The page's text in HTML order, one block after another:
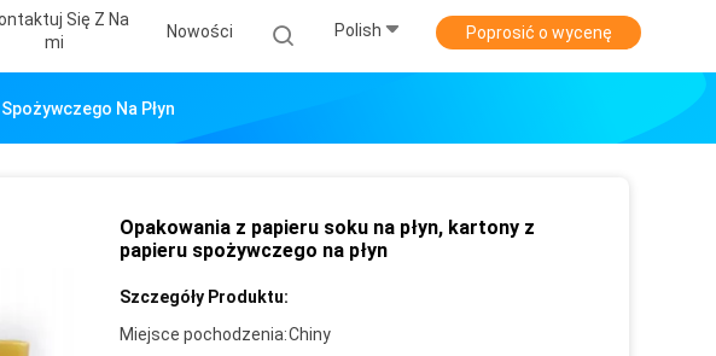
Się Z Na
Mi
Nowości Polish Poprosić o wycenę
Na Płyn
Opakowania z papieru soku na płyn, kartony z
papieru spożywczego na płyn
Szczegóły Produktu:
Miejsce pochodzenia:Chiny